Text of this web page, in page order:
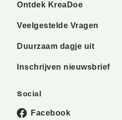
Ontdek KreaDoe
Veelgestelde Vragen
Duurzaam dagje uit
Inschrijven nieuwsbrief
Social
Facebook